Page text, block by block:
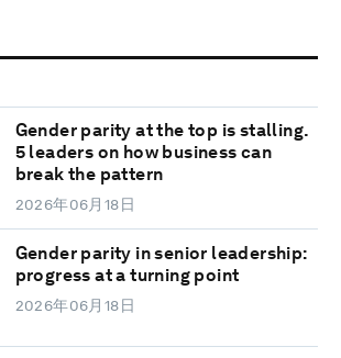
Gender parity at the top is stalling.
5 leaders on how business can
break the pattern
2026年06月18日
Gender parity in senior leadership:
progress at a turning point
2026年06月18日